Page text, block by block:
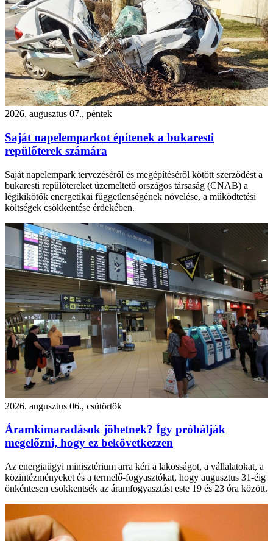
2026. augusztus 07., péntek
Saját napelemparkot építenek a bukaresti
repülőterek számára
Saját napelempark tervezéséről és megépítéséről kötött szerződést a
bukaresti repülőtereket üzemeltető országos társaság (CNAB) a
légikikötők energetikai függetlenségének növelése, a működtetési
költségek csökkentése érdekében.
2026. augusztus 06., csütörtök
Áramkimaradások jöhetnek? Így próbálják
megelőzni, hogy ez bekövetkezzen
Az energiaügyi minisztérium arra kéri a lakosságot, a vállalatokat, a
közintézményeket és a termelő-fogyasztókat, hogy augusztus 31-éig
önkéntesen csökkentsék az áramfogyasztást este 19 és 23 óra között.